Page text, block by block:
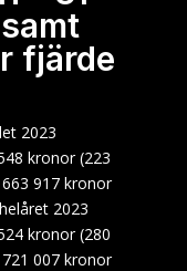
fjärde
2023
kronor (223
917 kronor
2023
kronor (280
007 kronor